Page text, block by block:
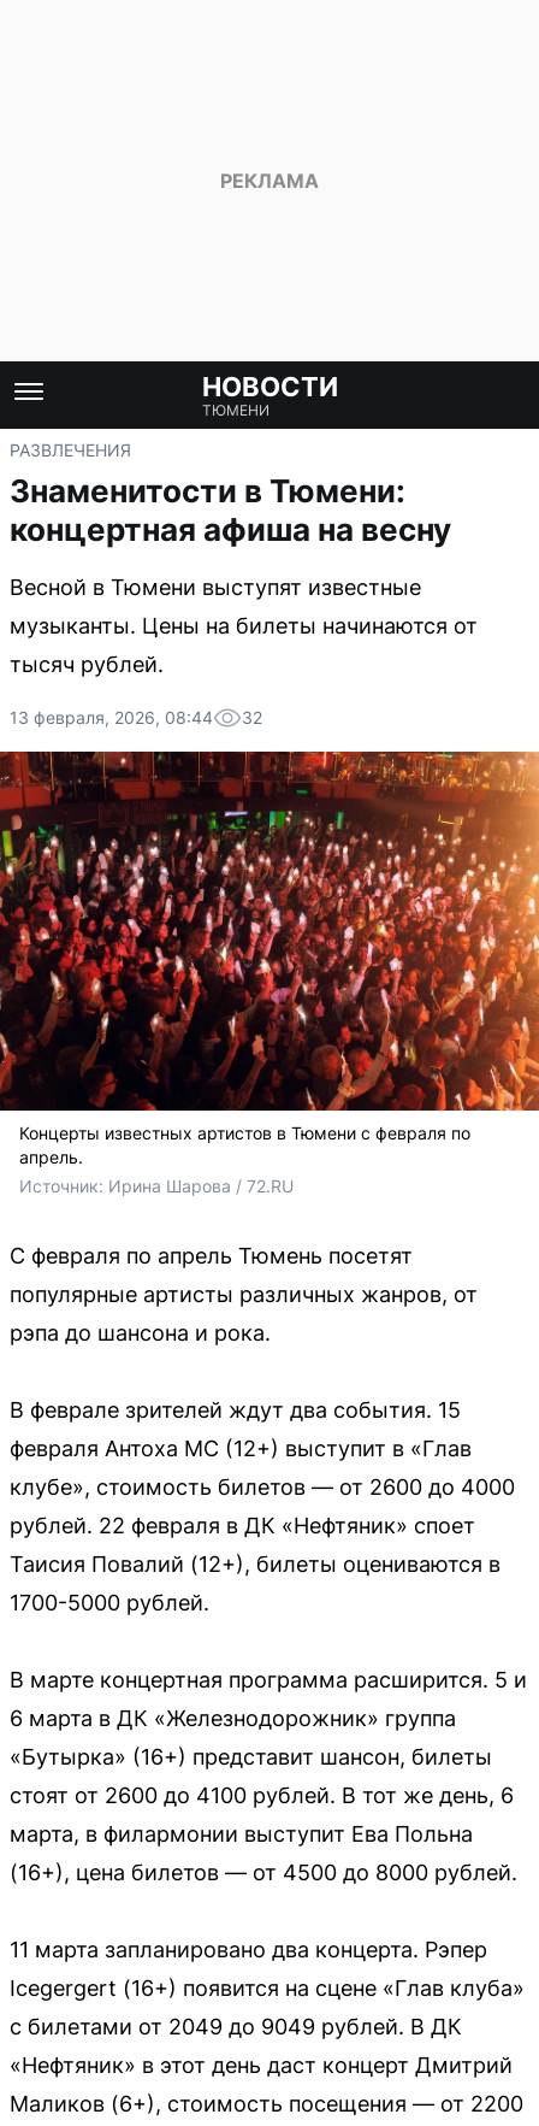
НОВОСТИ
ТЮМЕНИ
РАЗВЛЕЧЕНИЯ
Знаменитости в Тюмени:
концертная афиша на весну
Весной в Тюмени выступят известные
музыканты. Цены на билеты начинаются от
тысяч рублей.
13 февраля, 2026, 08:44 32
Концерты известных артистов в Тюмени с февраля по
апрель.
Источник: Ирина Шарова / 72.RU
С февраля по апрель Тюмень посетят
популярные артисты различных жанров, от
рэпа до шансона и рока.
В феврале зрителей ждут два события. 15
февраля Антоха МС (12+) выступит в «Глав
клубе», стоимость билетов — от 2600 до 4000
рублей. 22 февраля в ДК «Нефтяник» споет
Таисия Повалий (12+), билеты оцениваются в
1700-5000 рублей.
В марте концертная программа расширится. 5 и
6 марта в ДК «Железнодорожник» группа
«Бутырка» (16+) представит шансон, билеты
стоят от 2600 до 4100 рублей. В тот же день, 6
марта, в филармонии выступит Ева Польна
(16+), цена билетов — от 4500 до 8000 рублей.
11 марта запланировано два концерта. Рэпер
Icegergert (16+) появится на сцене «Глав клуба»
с билетами от 2049 до 9049 рублей. В ДК
«Нефтяник» в этот день даст концерт Дмитрий
Маликов (6+), стоимость посещения — от 2200